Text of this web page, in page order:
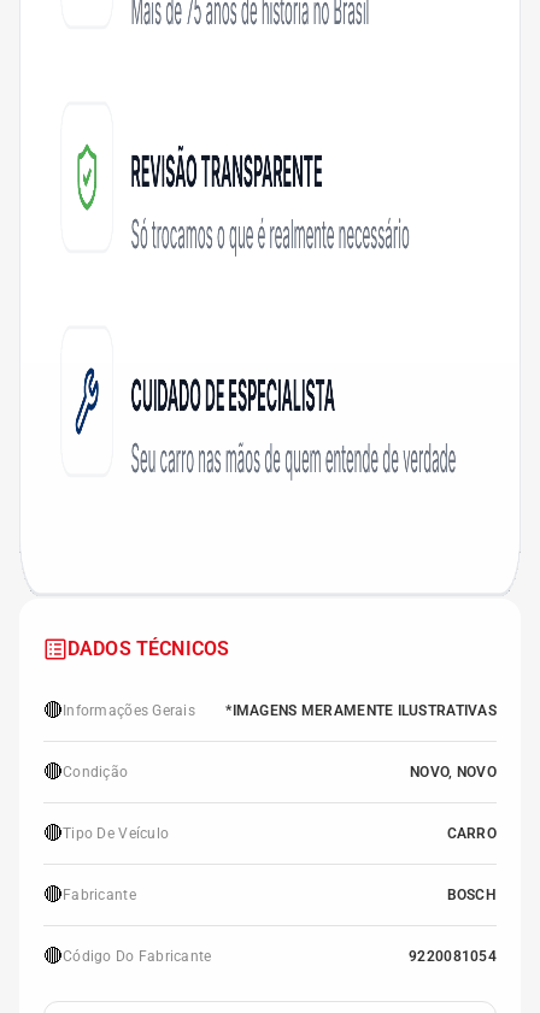
DADOS TÉCNICOS
🔴 Informações Gerais *IMAGENS MERAMENTE ILUSTRATIVAS
🔴Condição NOVO, NOVO
🔴Tipo De Veículo CARRO
🔴 Fabricante BOSCH
🔴Código Do Fabricante 9220081054